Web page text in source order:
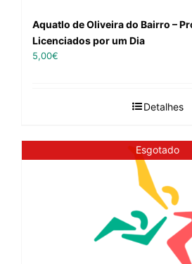
Aquatlo de Oliveira do Bairro –
Licenciados por um Dia
5,00€
Detalhes
Esgotado